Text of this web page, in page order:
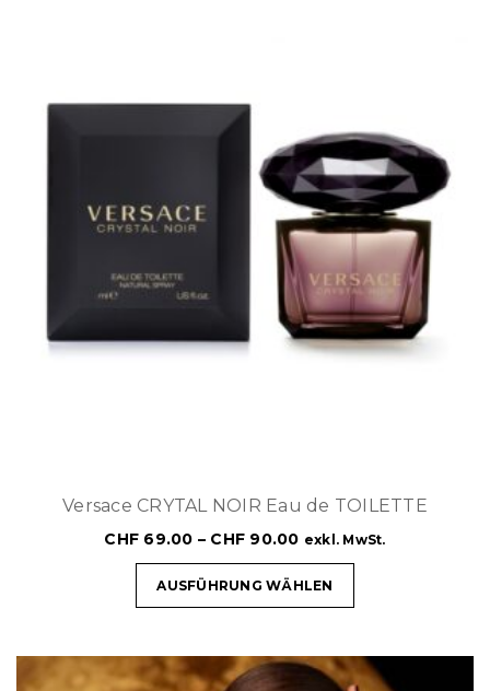
Versace CRYTAL NOIR Eau de TOILETTE
CHF 69.00 – CHF 90.00 exkl. MwSt.
AUSFÜHRUNG WÄHLEN